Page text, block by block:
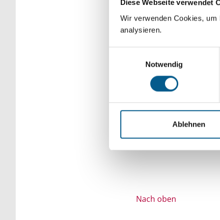
Diese Webseite verwendet
Wir verwenden Cookies,
analysieren.
Notwendig
Ablehnen
Bitte Suchbegriff
verfeinert werden.
Nach oben